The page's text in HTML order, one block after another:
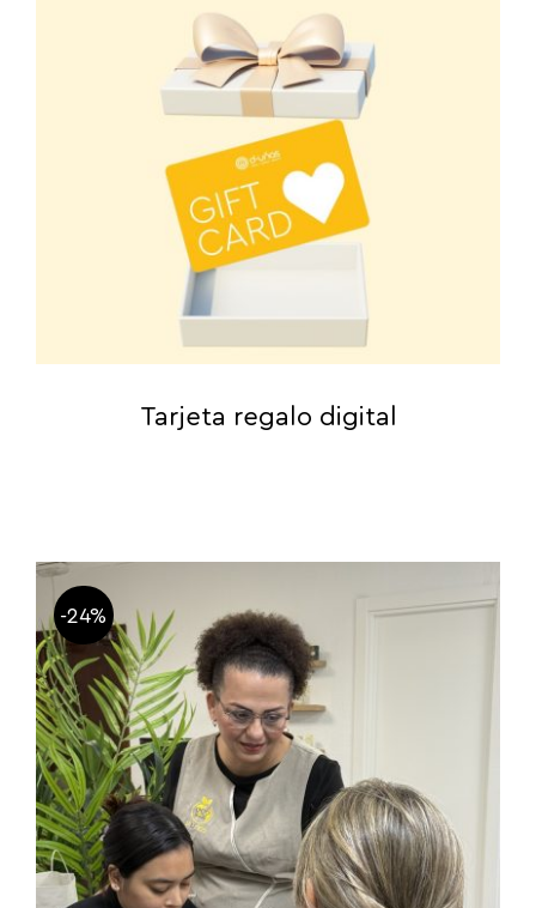
Tarjeta regalo digital
-24%